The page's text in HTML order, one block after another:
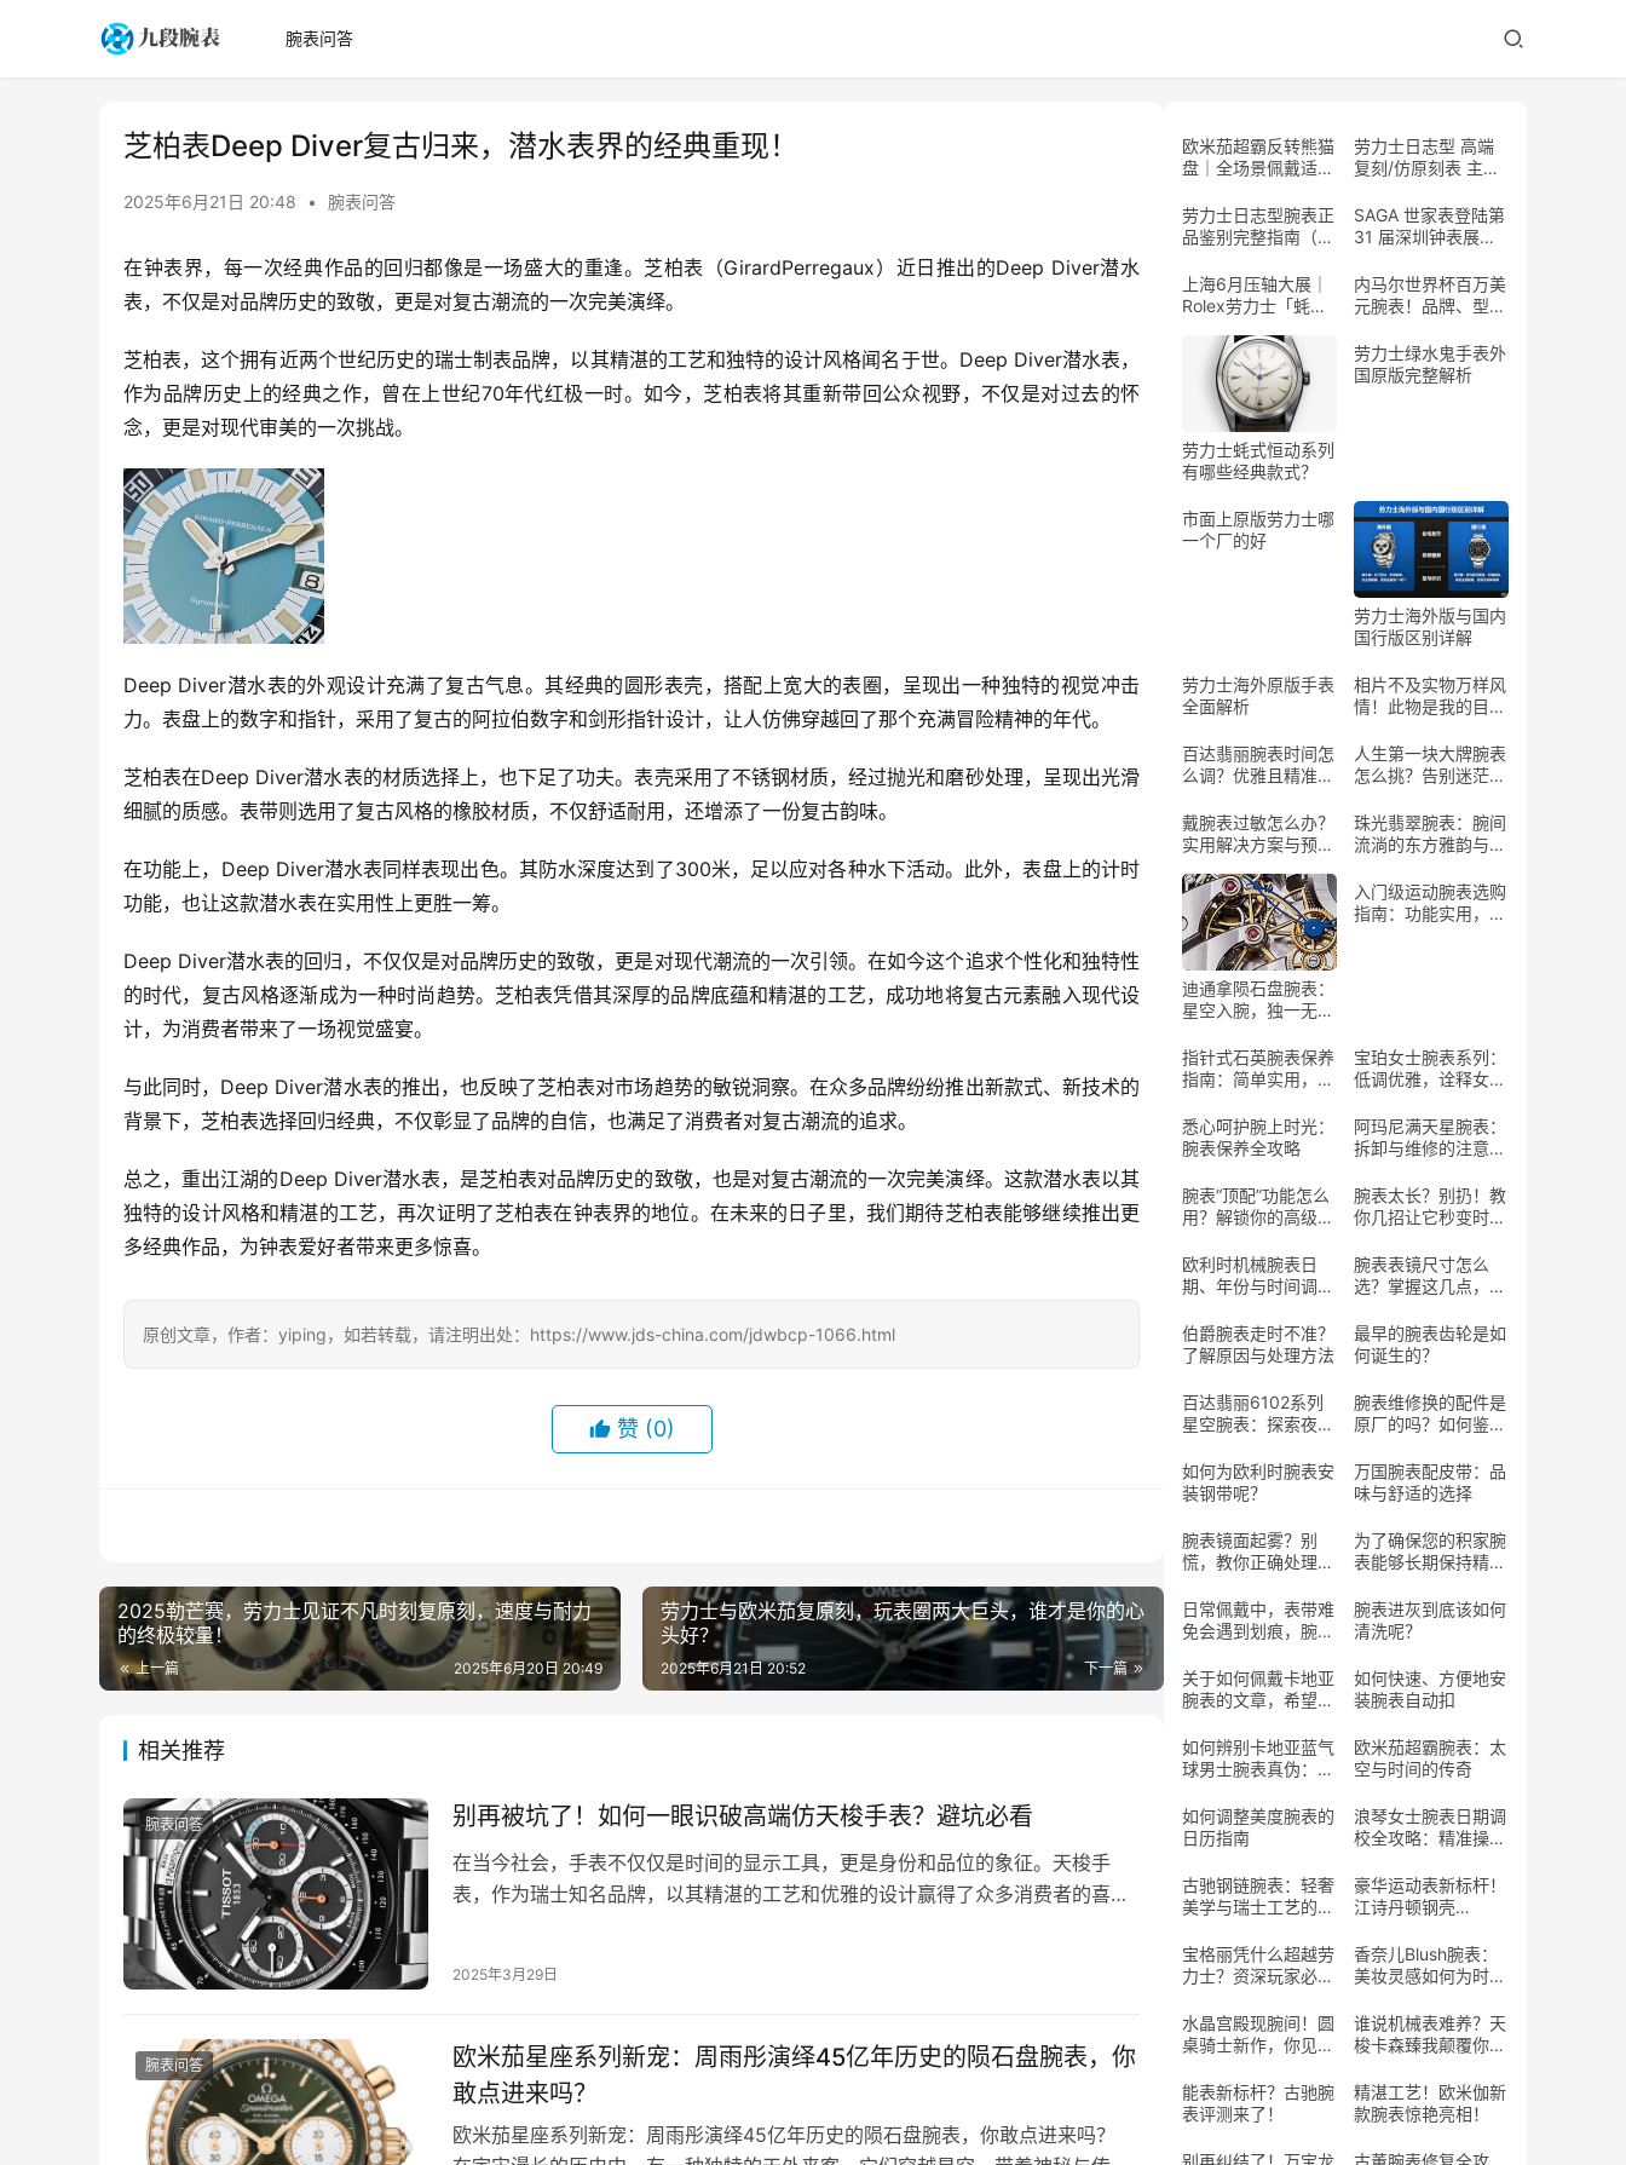
腕表问答
芝柏表Deep Diver复古归来，潜水表界的经典重现！
2025年6月21日 20:48 • 腕表问答
在钟表界，每一次经典作品的回归都像是一场盛大的重逢。芝柏表（GirardPerregaux）近日推出的Deep Diver潜水
表，不仅是对品牌历史的致敬，更是对复古潮流的一次完美演绎。
芝柏表，这个拥有近两个世纪历史的瑞士制表品牌，以其精湛的工艺和独特的设计风格闻名于世。Deep Diver潜水表，
作为品牌历史上的经典之作，曾在上世纪70年代红极一时。如今，芝柏表将其重新带回公众视野，不仅是对过去的怀
念，更是对现代审美的一次挑战。
Deep Diver潜水表的外观设计充满了复古气息。其经典的圆形表壳，搭配上宽大的表圈，呈现出一种独特的视觉冲击
力。表盘上的数字和指针，采用了复古的阿拉伯数字和剑形指针设计，让人仿佛穿越回了那个充满冒险精神的年代。
芝柏表在Deep Diver潜水表的材质选择上，也下足了功夫。表壳采用了不锈钢材质，经过抛光和磨砂处理，呈现出光滑
细腻的质感。表带则选用了复古风格的橡胶材质，不仅舒适耐用，还增添了一份复古韵味。
在功能上，Deep Diver潜水表同样表现出色。其防水深度达到了300米，足以应对各种水下活动。此外，表盘上的计时
功能，也让这款潜水表在实用性上更胜一筹。
Deep Diver潜水表的回归，不仅仅是对品牌历史的致敬，更是对现代潮流的一次引领。在如今这个追求个性化和独特性
的时代，复古风格逐渐成为一种时尚趋势。芝柏表凭借其深厚的品牌底蕴和精湛的工艺，成功地将复古元素融入现代设
计，为消费者带来了一场视觉盛宴。
与此同时，Deep Diver潜水表的推出，也反映了芝柏表对市场趋势的敏锐洞察。在众多品牌纷纷推出新款式、新技术的
背景下，芝柏表选择回归经典，不仅彰显了品牌的自信，也满足了消费者对复古潮流的追求。
总之，重出江湖的Deep Diver潜水表，是芝柏表对品牌历史的致敬，也是对复古潮流的一次完美演绎。这款潜水表以其
独特的设计风格和精湛的工艺，再次证明了芝柏表在钟表界的地位。在未来的日子里，我们期待芝柏表能够继续推出更
多经典作品，为钟表爱好者带来更多惊喜。
原创文章，作者：yiping，如若转载，请注明出处：https://www.jds-china.com/jdwbcp-1066.html
赞 (0)
2025勒芒赛，劳力士见证不凡时刻复原刻，速度与耐力
的终极较量！
上一篇 2025年6月20日 20:49
劳力士与欧米茄复原刻，玩表圈两大巨头，谁才是你的心
头好？
下一篇
2025年6月21日 20:52
相关推荐
腕表问答 别再被坑了！如何一眼识破高端仿天梭手表？避坑必看
在当今社会，手表不仅仅是时间的显示工具，更是身份和品位的象征。天梭手
表，作为瑞士知名品牌，以其精湛的工艺和优雅的设计赢得了众多消费者的喜
2025年3月29日
腕表问答
欧米茄星座系列新宠：周雨彤演绎45亿年历史的陨石盘腕表，你
敢点进来吗？
欧米茄星座系列新宠：周雨彤演绎45亿年历史的陨石盘腕表，你敢点进来吗？
欧米茄超霸反转熊猫
盘｜全场景佩戴适配
劳力士日志型 高端
复刻/仿原刻表 主流
劳力士日志型腕表正
品鉴别完整指南（普
SAGA 世家表登陆第
31 届深圳钟表展，
宝腕表惊艳亮相
上海6月压轴大展｜
Rolex劳力士「蚝式
年制表史诗独家呈现
内马尔世界杯百万美
元腕表！品牌、型
解析
劳力士蚝式恒动系列
有哪些经典款式？
劳力士绿水鬼手表外
国原版完整解析
市面上原版劳力士哪
一个厂的好
劳力士海外版与国内
国行版区别详解
劳力士海外原版手表
全面解析
相片不及实物万样风
情！此物是我的目标
百达翡丽腕表时间怎
么调？优雅且精准的
人生第一块大牌腕表
怎么挑？告别迷茫，
戴腕表过敏怎么办？
实用解决方案与预防
珠光翡翠腕表：腕间
流淌的东方雅韵与自
迪通拿陨石盘腕表：
星空入腕，独一无二
入门级运动腕表选购
指南：功能实用，助
指针式石英腕表保养
指南：简单实用，延
宝珀女士腕表系列：
低调优雅，诠释女性
悉心呵护腕上时光：
腕表保养全攻略
阿玛尼满天星腕表：
拆卸与维修的注意事
腕表“顶配”功能怎么
用？解锁你的高级腕
腕表太长？别扔！教
你几招让它秒变时尚
欧利时机械腕表日
期、年份与时间调整
腕表表镜尺寸怎么
选？掌握这几点，选
伯爵腕表走时不准？
了解原因与处理方法
最早的腕表齿轮是如
何诞生的？
百达翡丽6102系列
星空腕表：探索夜空
腕表维修换的配件是
原厂的吗？如何鉴定
如何为欧利时腕表安
装钢带呢？
万国腕表配皮带：品
味与舒适的选择
腕表镜面起雾？别
慌，教你正确处理方
为了确保您的积家腕
表能够长期保持精准
日常佩戴中，表带难
免会遇到划痕，腕表
处理呢？
腕表进灰到底该如何
清洗呢？
关于如何佩戴卡地亚
腕表的文章，希望能
的爱表
如何快速、方便地安
装腕表自动扣
如何辨别卡地亚蓝气
球男士腕表真伪：实
欧米茄超霸腕表：太
空与时间的传奇
如何调整美度腕表的
日历指南
浪琴女士腕表日期调
校全攻略：精准操作
古驰钢链腕表：轻奢
美学与瑞士工艺的完
豪华运动表新标杆！
江诗丹顿钢壳
宝格丽凭什么超越劳
力士？资深玩家必
香奈儿Blush腕表：
美妆灵感如何为时间
水晶宫殿现腕间！圆
桌骑士新作，你见过
谁说机械表难养？天
梭卡森臻我颠覆你的
能表新标杆？古驰腕
表评测来了！
精湛工艺！欧米伽新
款腕表惊艳亮相！
别再纠结了！万宝龙
古董腕表修复全攻